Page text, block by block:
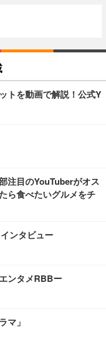
トを動画で解説！公式Y
注目のYouTuberがオス
ら食べたいグルメをチ
ンタビュー
ンタメRBBー
マ」